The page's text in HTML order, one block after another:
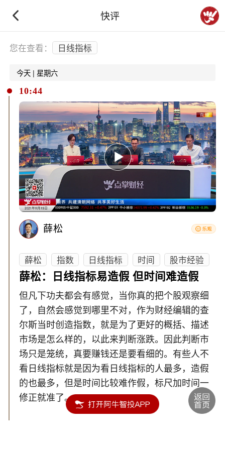
快评
下拉刷新
您在查看： 日线指标
今天 | 星期六
10:44
薛松
薛松 指数 日线指标 时间
股市经验
薛松：日线指标易造假 但时间难造假
但凡下功夫都会有感觉，当你真的把个股观察细
了，自然会感觉到哪里不对，作为财经编辑的查
尔斯当时创造指数，就是为了更好的概括、描述
市场是怎么样的，以此来判断涨跌。因此判断市
场只是笼统，真要赚钱还是要看细的。有些人不
看日线指标就是因为看日线指标的人最多，造假
的也最多，但是时间比较难作假，标尺加时间一
修正就准了。